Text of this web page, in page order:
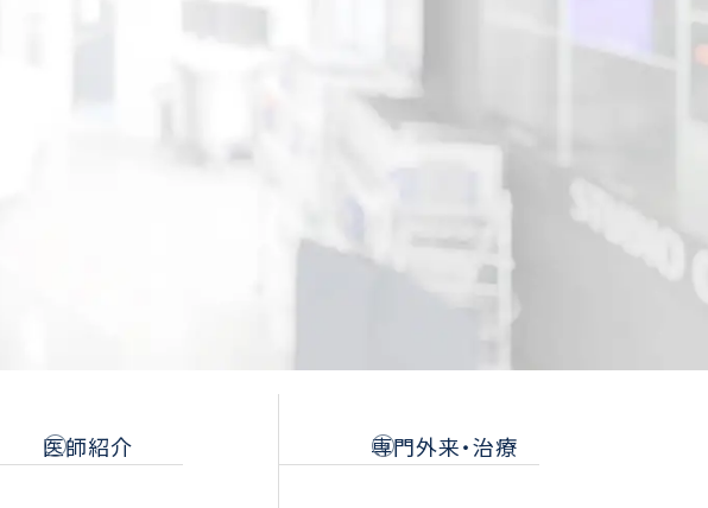
医師紹介 専門外来・治療